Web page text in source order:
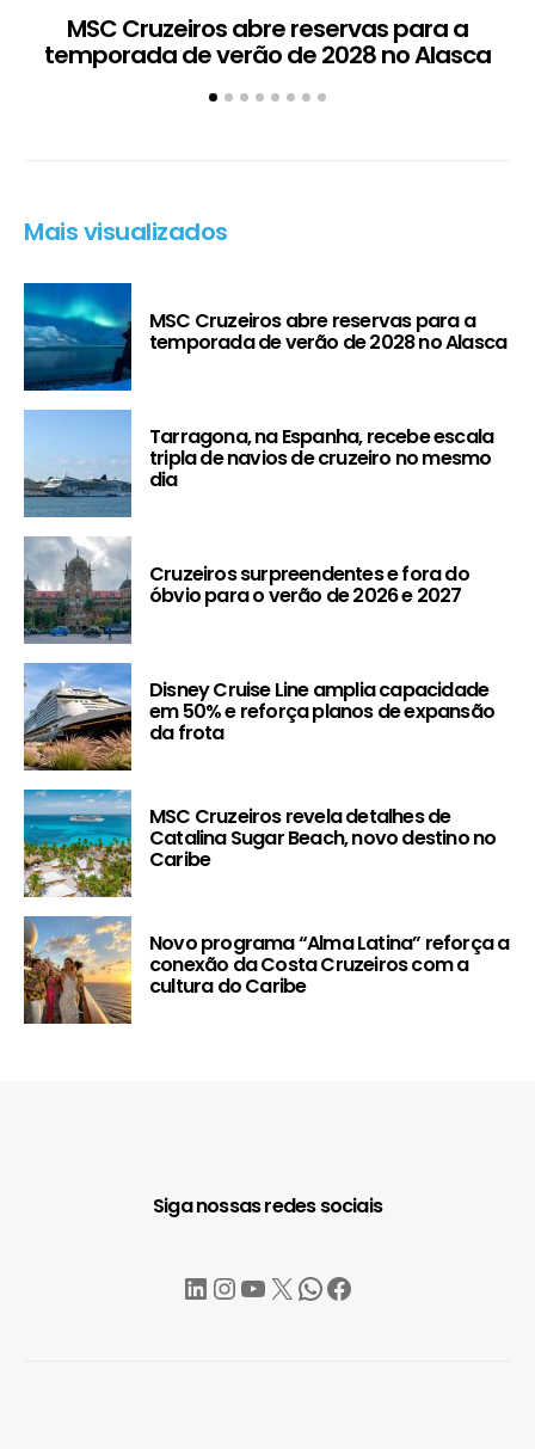
MSC Cruzeiros abre reservas para a
temporada de verão de 2028 no Alasca
Mais visualizados
MSC Cruzeiros abre reservas para a
temporada de verão de 2028 no Alasca
Tarragona, na Espanha, recebe escala
tripla de navios de cruzeiro no mesmo
dia
Cruzeiros surpreendentes e fora do
óbvio para o verão de 2026 e 2027
Disney Cruise Line amplia capacidade
em 50% e reforça planos de expansão
da frota
MSC Cruzeiros revela detalhes de
Catalina Sugar Beach, novo destino no
Caribe
Novo programa “Alma Latina” reforça a
conexão da Costa Cruzeiros com a
cultura do Caribe
Siga nossas redes sociais
LinkedIn
Instagram
YouTube
X WhatsApp
Facebook